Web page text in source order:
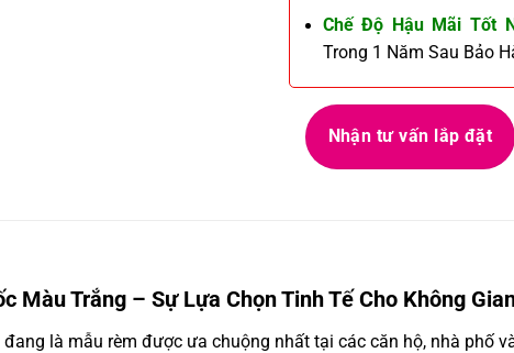
Chế Độ Hậu Mãi Tốt
Trong 1 Năm Sau Bảo
Nhận tư vấn lắp đặt
Màu Trắng – Sự Lựa Chọn Tinh Tế Cho Không
đang là mẫu rèm được ưa chuộng nhất tại các căn hộ, nhà phố